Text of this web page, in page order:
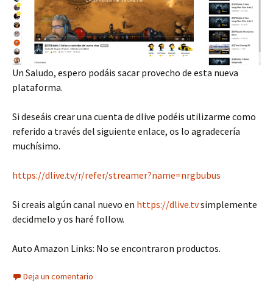
Un Saludo, espero podáis sacar provecho de esta nueva
plataforma.
Si deseáis crear una cuenta de dlive podéis utilizarme como
referido a través del siguiente enlace, os lo agradecería
muchísimo.
https://dlive.tv/r/refer/streamer?name=nrgbubus
Si creais algún canal nuevo en https://dlive.tvsimplemente
decidmelo y os haré follow.
Auto Amazon Links: No se encontraron productos.
Deja un comentario